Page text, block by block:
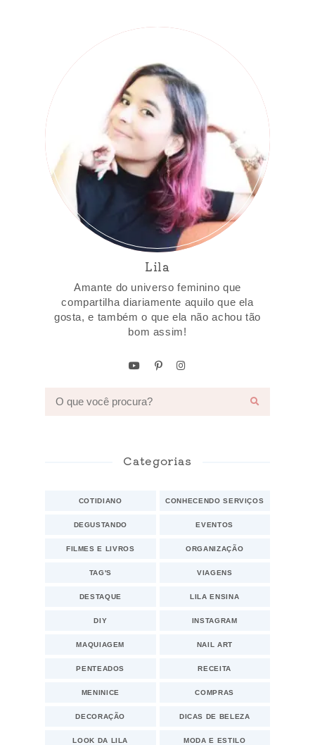
Lila
Amante do universo feminino que
compartilha diariamente aquilo que ela
gosta, e também o que ela não achou tão
bom assim!
Categorias
COTIDIANO CONHECENDO SERVIÇOS
DEGUSTANDO EVENTOS
FILMES E LIVROS ORGANIZAÇÃO
TAG'S VIAGENS
DESTAQUE LILA ENSINA
DIY INSTAGRAM
MAQUIAGEM NAIL ART
PENTEADOS RECEITA
MENINICE COMPRAS
DECORAÇÃO DICAS DE BELEZA
LOOK DA LILA MODA E ESTILO